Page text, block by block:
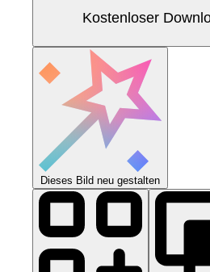
Kostenloser
Dieses Bild neu gestalten